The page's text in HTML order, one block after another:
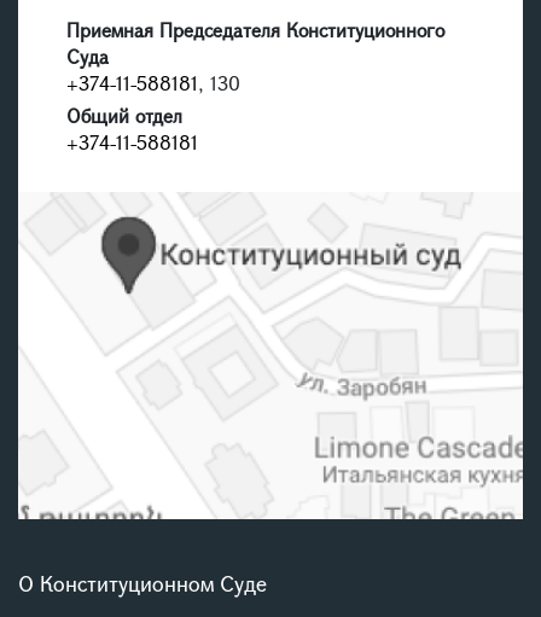
Приемная Председателя Конституционного
Суда
+374-11-588181, 130
Общий отдел
+374-11-588181
О Конституционном Суде